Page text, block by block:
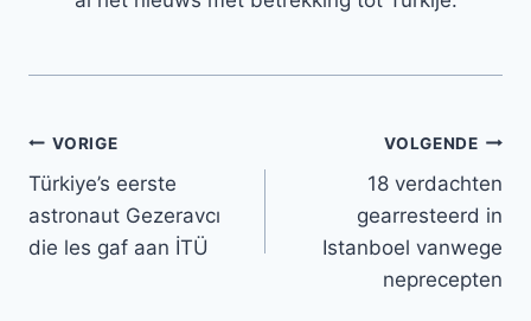
Bericht
navigatie
VORIGE
Türkiye’s eerste
astronaut Gezeravcı
die les gaf aan İTÜ
VOLGENDE
18 verdachten
gearresteerd in
Istanboel vanwege
neprecepten